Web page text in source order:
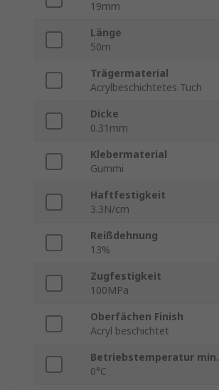
19mm
Länge
50m
Trägermaterial
Acrylbeschichtetes Tuch
Dicke
0.31mm
Klebermaterial
Gummi
Haftfestigkeit
3.3N/cm
Reißdehnung
13%
Zugfestigkeit
100MPa
Oberfächen Finish
Acryl beschichtet
Betriebstemperatur min.
0°C